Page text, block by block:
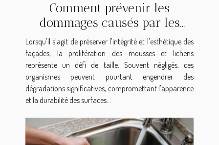
Comment prévenir les
dommages causés par les
mousses et lichens sur les
façades ?
Lorsqu'il s'agit de préserver l'intégrité et l'esthétique des
façades, la prolifération des mousses et lichens
représente un défi de taille. Souvent négligés, ces
organismes peuvent pourtant engendrer des
dégradations significatives, compromettant l'apparence
et la durabilité des surfaces...